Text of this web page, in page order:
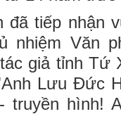
đã tiếp nhận
nhiệm Văn
giả tỉnh Tứ
Lưu Đức
truyền hình!